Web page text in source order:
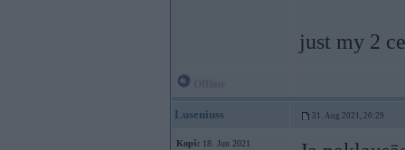
just my 2
Luseniuss 31. Aug 2021, 20:29
Kopš: 18. Jun 2021